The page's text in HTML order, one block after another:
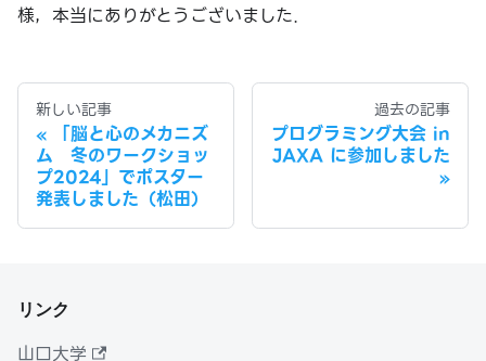
様，本当にありがとうございました．
新しい記事
「脳と心のメカニズ
ム 冬のワークショッ
プ2024」でポスター
発表しました（松田）
過去の記事
プログラミング大会 in
JAXA に参加しました
リンク
山口大学